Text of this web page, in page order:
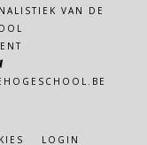
VAN DE
LOGIN